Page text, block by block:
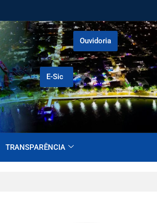
E-Sic
Ouvidoria
TRANSPARÊNCIA